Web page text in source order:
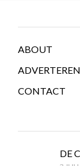
ABOUT
ADVERTEREN
CONTACT
DE